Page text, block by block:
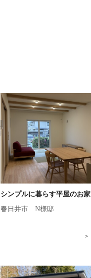
シンプルに暮らす平屋のお家
春日井市 N様邸